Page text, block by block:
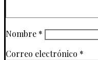
Nombre *
Correo electrónico *